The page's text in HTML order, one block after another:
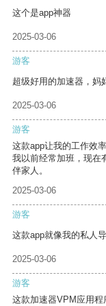
这个是app神器
2025-03-06
游客
超级好用的加速器，妈
2025-03-06
游客
这款app让我的工作效
我以前经常加班，现在
伴家人。
2025-03-06
游客
这款app就像我的私人
2025-03-06
游客
这款加速器VPM应用